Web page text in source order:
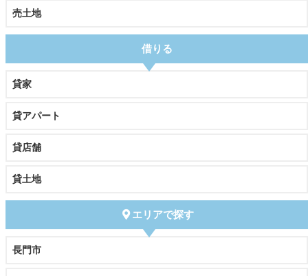
売土地
借りる
貸家
貸アパート
貸店舗
貸土地
エリアで探す
長門市